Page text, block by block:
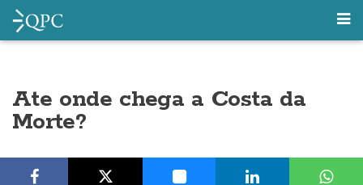
Ate onde chega a Costa da
Morte?